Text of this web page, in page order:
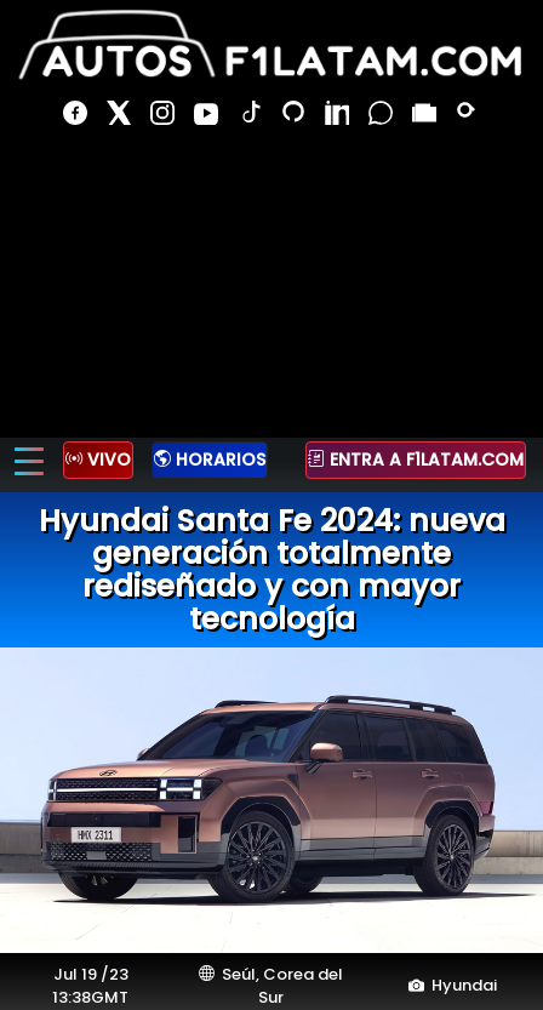
VIVO HORARIOS ENTRA A F1LATAM.COM
Hyundai Santa Fe 2024: nueva
generación totalmente
rediseñado y con mayor
tecnología
Jul 19 /23
13:38GMT
Seúl, Corea del
Sur
Hyundai